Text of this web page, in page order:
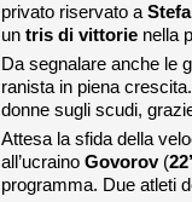
privato riservato a
un tris di vittorie nella
Da segnalare anche le
ranista in piena
donne sugli scudi,
Attesa la sfida della
all’ucraino Govorov(
programma. Due atleti